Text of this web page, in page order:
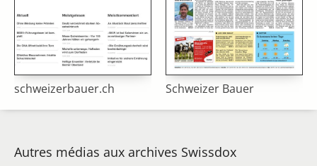
schweizerbauer.ch Schweizer Bauer
Autres médias aux archives Swissdox